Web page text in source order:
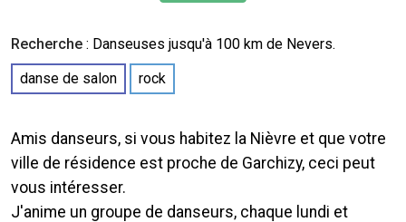
Recherche : Danseuses jusqu'à 100 km de Nevers.
danse de salon
rock
Amis danseurs, si vous habitez la Nièvre et que votre
ville de résidence est proche de Garchizy, ceci peut
vous intéresser.
J'anime un groupe de danseurs, chaque lundi et